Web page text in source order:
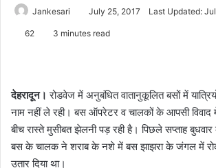
Jankesari July 25, 2017 Last Updated:
62 3 minutes read
देहरादून। रोडवेज में अनुबंधित वातानुकूलित बसों में
नाम नहीं ले रही। बस ऑपरेटर व चालकों के आपसी विवाद
बीच रास्ते मुसीबत झेलनी पड़ रही है। पिछले सप्ताह बुधवार
बस के चालक ने शराब के नशे में बस झाझरा के जंगल में
उतार दिया था।